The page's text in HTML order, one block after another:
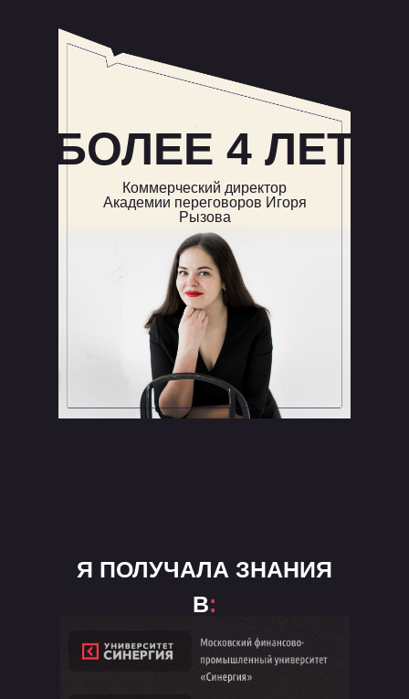
БОЛЕЕ 4 ЛЕТ
Коммерческий директор
Академии переговоров Игоря
Рызова
Я ПОЛУЧАЛА ЗНАНИЯ
В: